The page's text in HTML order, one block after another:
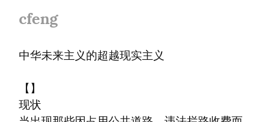
cfeng
中华未来主义的超越现实主义
【】
现状